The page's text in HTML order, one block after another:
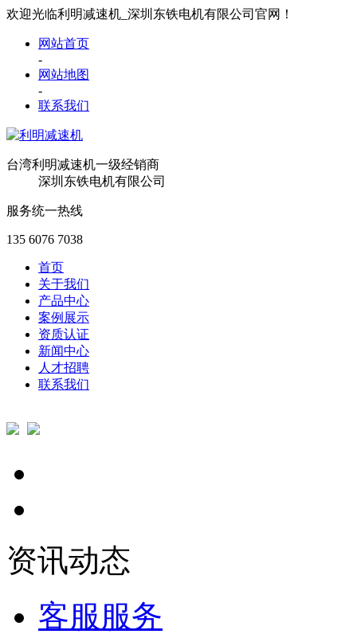
欢迎光临利明减速机_深圳东铁电机有限公司官网！
网站首页
-
网站地图
-
联系我们
台湾利明减速机一级经销商
深圳东铁电机有限公司
服务统一热线
135 6076 7038
首页
关于我们
产品中心
案例展示
资质认证
新闻中心
人才招聘
联系我们
资讯动态
客服服务